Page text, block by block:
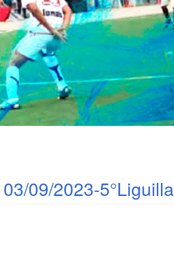
09/2023-5°Liguilla